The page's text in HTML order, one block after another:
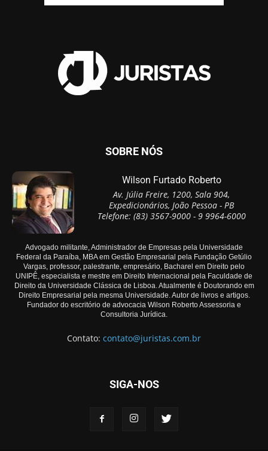
SOBRE NÓS
Wilson Furtado Roberto
Av. Júlia Freire, 1200, Sala 904,
Expedicionários, João Pessoa - PB
Telefone: (83) 3567-9000 - 9 9964-6000
Advogado militante, Administrador de Empresas pela Universidade
Federal da Paraíba, MBA em Gestão Empresarial pela Fundação Getúlio
Vargas, professor, palestrante, empresário, Bacharel em Direito pelo
UNIPÊ, especialista e mestre em Direito Internacional pela Faculdade de
Direito da Universidade Clássica de Lisboa. Atualmente é Doutorando em
Direito Empresarial pela mesma Universidade. Autor de livros e artigos.
Fundador do escritório de advocacia Wilson Roberto Assessoria e
Consultoria Jurídica.
Contato: contato@juristas.com.br
SIGA-NOS